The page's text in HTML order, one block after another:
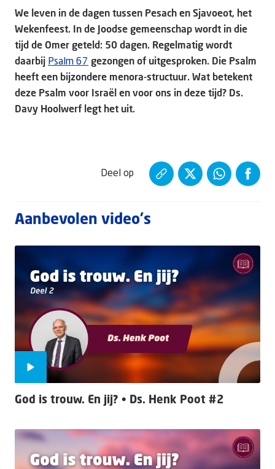
We leven in de dagen tussen Pesach en Sjavoeot, het
Wekenfeest. In de Joodse gemeenschap wordt in die
tijd de Omer geteld: 50 dagen. Regelmatig wordt
daarbij Psalm 67 gezongen of uitgesproken. Die Psalm
heeft een bijzondere menora-structuur. Wat betekent
deze Psalm voor Israël en voor ons in deze tijd? Ds.
Davy Hoolwerf legt het uit.
Deel op
Aanbevolen video's
God is trouw. En jij? • Ds. Henk Poot #2